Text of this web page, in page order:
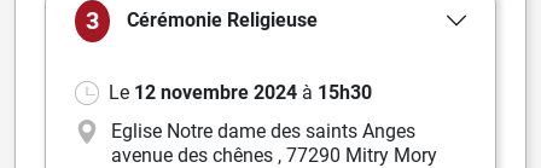
3 Cérémonie Religieuse
Le 12 novembre 2024 à 15h30
Eglise Notre dame des saints Anges
avenue des chênes , 77290 Mitry Mory